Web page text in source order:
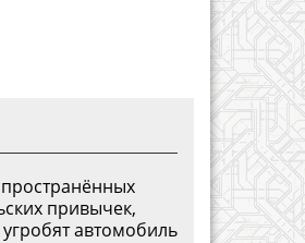
привычек,
автомобиль